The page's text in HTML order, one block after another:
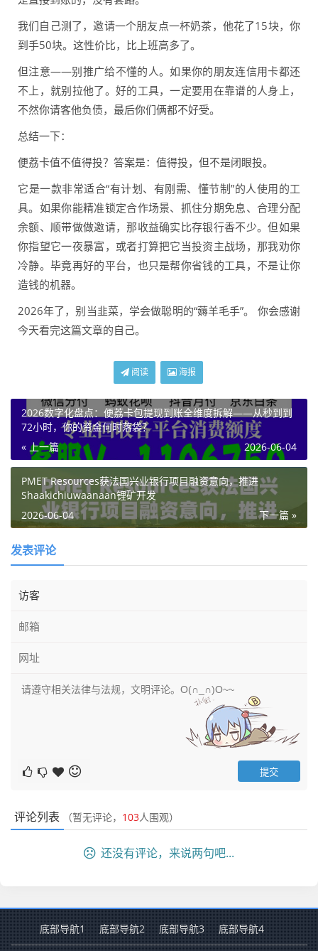
我们自己测了，邀请一个朋友点一杯奶茶，他花了15块，你
到手50块。这性价比，比上班高多了。
但注意——别推广给不懂的人。如果你的朋友连信用卡都还
不上，就别拉他了。好的工具，一定要用在靠谱的人身上，
不然你请客他负债，最后你们俩都不好受。
总结一下：
便荔卡值不值得投？答案是：值得投，但不是闭眼投。
它是一款非常适合“有计划、有刚需、懂节制”的人使用的工
具。如果你能精准锁定合作场景、抓住分期免息、合理分配
余额、顺带做做邀请，那收益确实比存银行香不少。但如果
你指望它一夜暴富，或者打算把它当投资主战场，那我劝你
冷静。毕竟再好的平台，也只是帮你省钱的工具，不是让你
造钱的机器。
2026年了，别当韭菜，学会做聪明的“薅羊毛手”。 你会感谢
今天看完这篇文章的自己。
阅读 海报
2026数字化盘点：便荔卡包提现到账全维度拆解——从秒到到
72小时，你的资金何时落袋？
« 上一篇
2026-06-04
PMET Resources获法国兴业银行项目融资意向，推进
Shaakichiuwaanaan锂矿开发
下一篇 »
2026-06-04
发表评论
评论列表 （暂无评论， 103人围观）
还没有评论，来说两句吧...
底部导航1 底部导航2 底部导航3 底部导航4